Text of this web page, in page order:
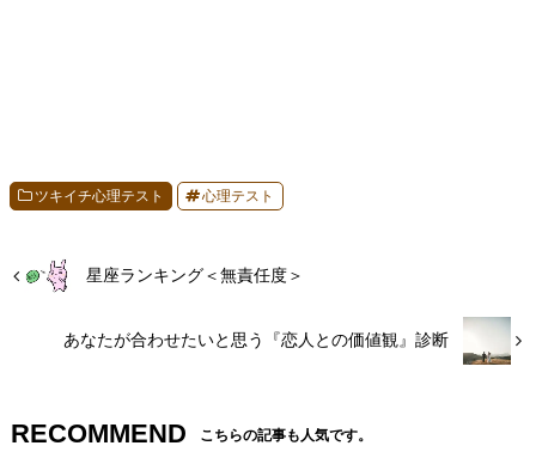
ツキイチ心理テスト 心理テスト
星座ランキング＜無責任度＞
あなたが合わせたいと思う『恋人との価値観』診断
RECOMMEND こちらの記事も人気です。